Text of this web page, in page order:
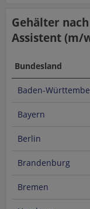
Gehälter
Assistent (m/
Bundesland
Baden-
Bayern
Berlin
Brandenburg
Bremen